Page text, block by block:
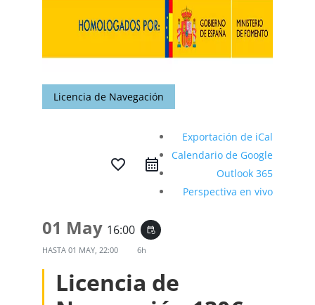
Licencia de Navegación
favorite_border
Exportación de iCal
Calendario de Google
Outlook 365
Perspectiva en vivo
01 May 16:00 event_repeat
HASTA 01 MAY, 22:00 6h
Licencia de